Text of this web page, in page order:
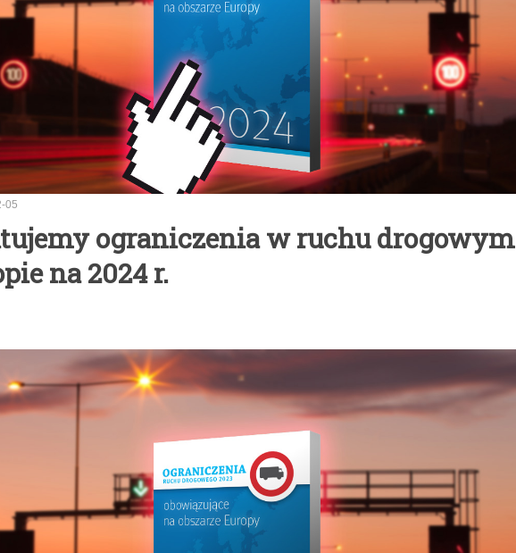
05
ograniczenia w ruchu drogowym
na 2024 r.